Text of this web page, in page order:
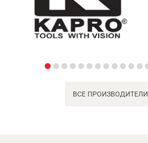
ВСЕ ПРОИЗВОДИТЕЛИ